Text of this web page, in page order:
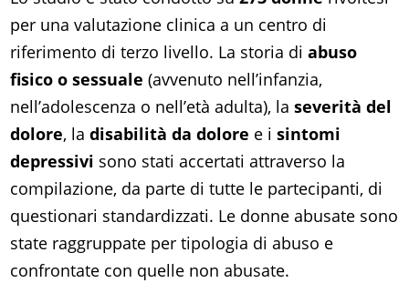
per una valutazione clinica a un centro di
riferimento di terzo livello. La storia diabuso
fisico o sessuale (avvenuto nell’infanzia,
nell’adolescenza o nell’età adulta), laseverità del
dolore, ladisabilità da dolore e isintomi
depressivi sono stati accertati attraverso la
compilazione, da parte di tutte le partecipanti, di
questionari standardizzati. Le donne abusate sono
state raggruppate per tipologia di abuso e
confrontate con quelle non abusate.